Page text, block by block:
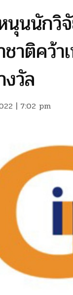
นนักวิ
ชาติคว้
งวัล
| 7:02 pm